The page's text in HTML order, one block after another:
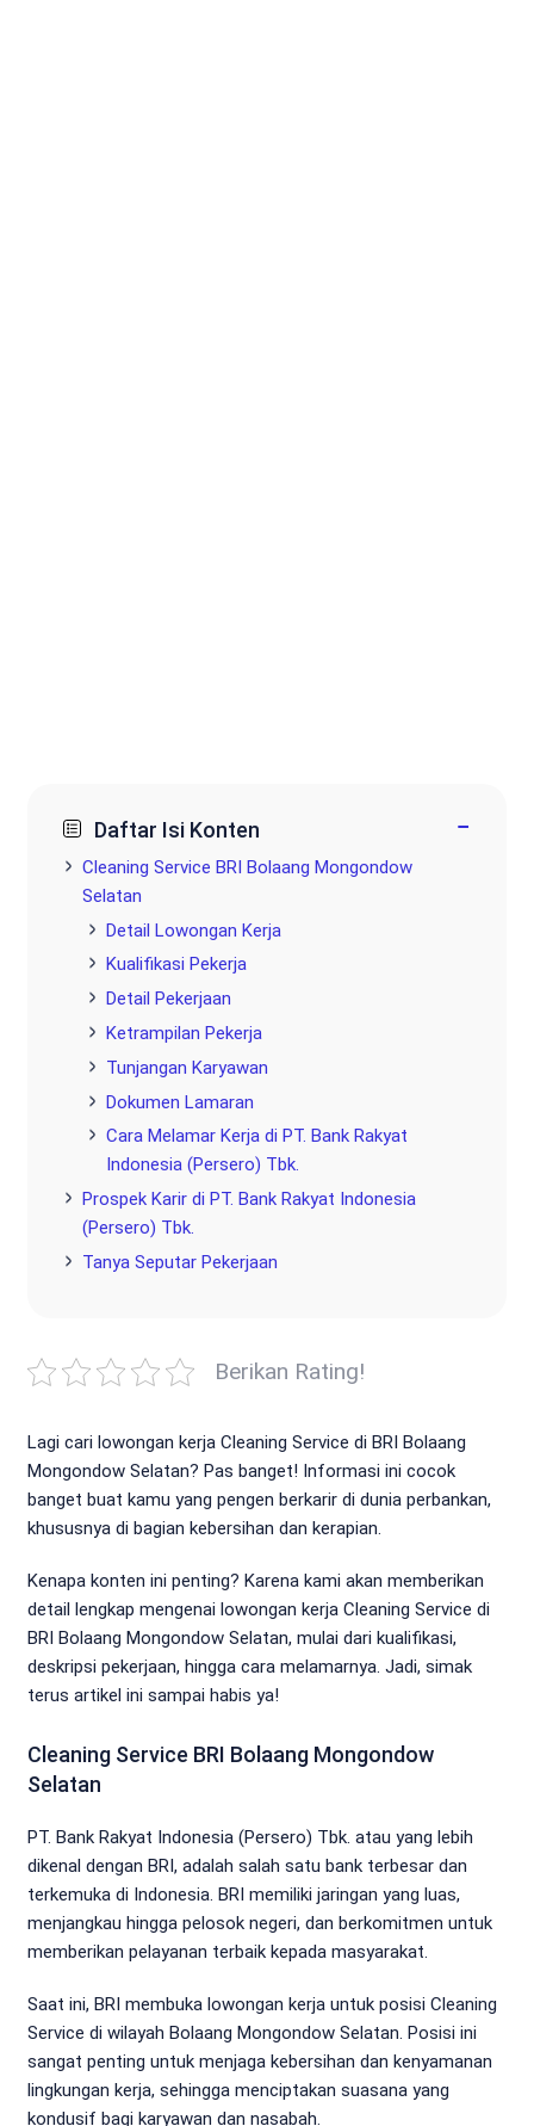
Daftar Isi Konten −
Cleaning Service BRI Bolaang Mongondow
Selatan
Detail Lowongan Kerja
Kualifikasi Pekerja
Detail Pekerjaan
Ketrampilan Pekerja
Tunjangan Karyawan
Dokumen Lamaran
Cara Melamar Kerja di PT. Bank Rakyat
Indonesia (Persero) Tbk.
Prospek Karir di PT. Bank Rakyat Indonesia
(Persero) Tbk.
Tanya Seputar Pekerjaan
Berikan Rating!
Lagi cari lowongan kerja Cleaning Service di BRI Bolaang
Mongondow Selatan? Pas banget! Informasi ini cocok
banget buat kamu yang pengen berkarir di dunia perbankan,
khususnya di bagian kebersihan dan kerapian.
Kenapa konten ini penting? Karena kami akan memberikan
detail lengkap mengenai lowongan kerja Cleaning Service di
BRI Bolaang Mongondow Selatan, mulai dari kualifikasi,
deskripsi pekerjaan, hingga cara melamarnya. Jadi, simak
terus artikel ini sampai habis ya!
Cleaning Service BRI Bolaang Mongondow
Selatan
PT. Bank Rakyat Indonesia (Persero) Tbk. atau yang lebih
dikenal dengan BRI, adalah salah satu bank terbesar dan
terkemuka di Indonesia. BRI memiliki jaringan yang luas,
menjangkau hingga pelosok negeri, dan berkomitmen untuk
memberikan pelayanan terbaik kepada masyarakat.
Saat ini, BRI membuka lowongan kerja untuk posisi Cleaning
Service di wilayah Bolaang Mongondow Selatan. Posisi ini
sangat penting untuk menjaga kebersihan dan kenyamanan
lingkungan kerja, sehingga menciptakan suasana yang
kondusif bagi karyawan dan nasabah.